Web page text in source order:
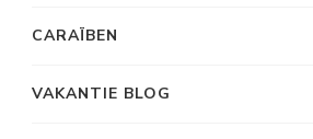
CARAÏBEN
VAKANTIE BLOG